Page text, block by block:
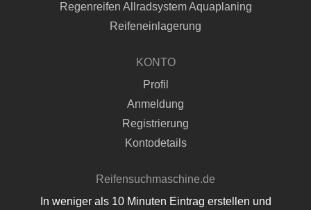
Regenreifen Allradsystem Aquaplaning
Reifeneinlagerung
KONTO
Profil
Anmeldung
Registrierung
Kontodetails
Reifensuchmaschine.de
In weniger als 10 Minuten Eintrag erstellen und